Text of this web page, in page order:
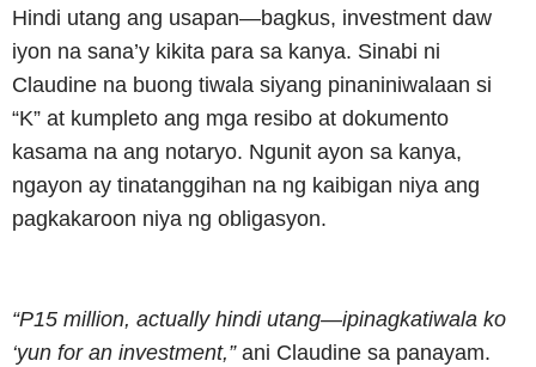
Hindi utang ang usapan—bagkus, investment daw
iyon na sana’y kikita para sa kanya. Sinabi ni
Claudine na buong tiwala siyang pinaniniwalaan si
“K” at kumpleto ang mga resibo at dokumento
kasama na ang notaryo. Ngunit ayon sa kanya,
ngayon ay tinatanggihan na ng kaibigan niya ang
pagkakaroon niya ng obligasyon.
“P15 million, actually hindi utang—ipinagkatiwala ko
‘yun for an investment,”ani Claudine sa panayam.